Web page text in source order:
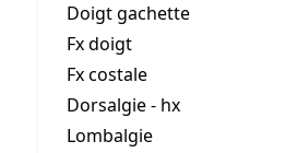
Doigt gachette
Fx doigt
Fx costale
Dorsalgie - hx
Lombalgie